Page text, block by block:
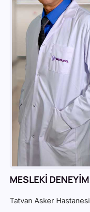
MESLEKİ DENEYİM
Tatvan Asker Hastanesi